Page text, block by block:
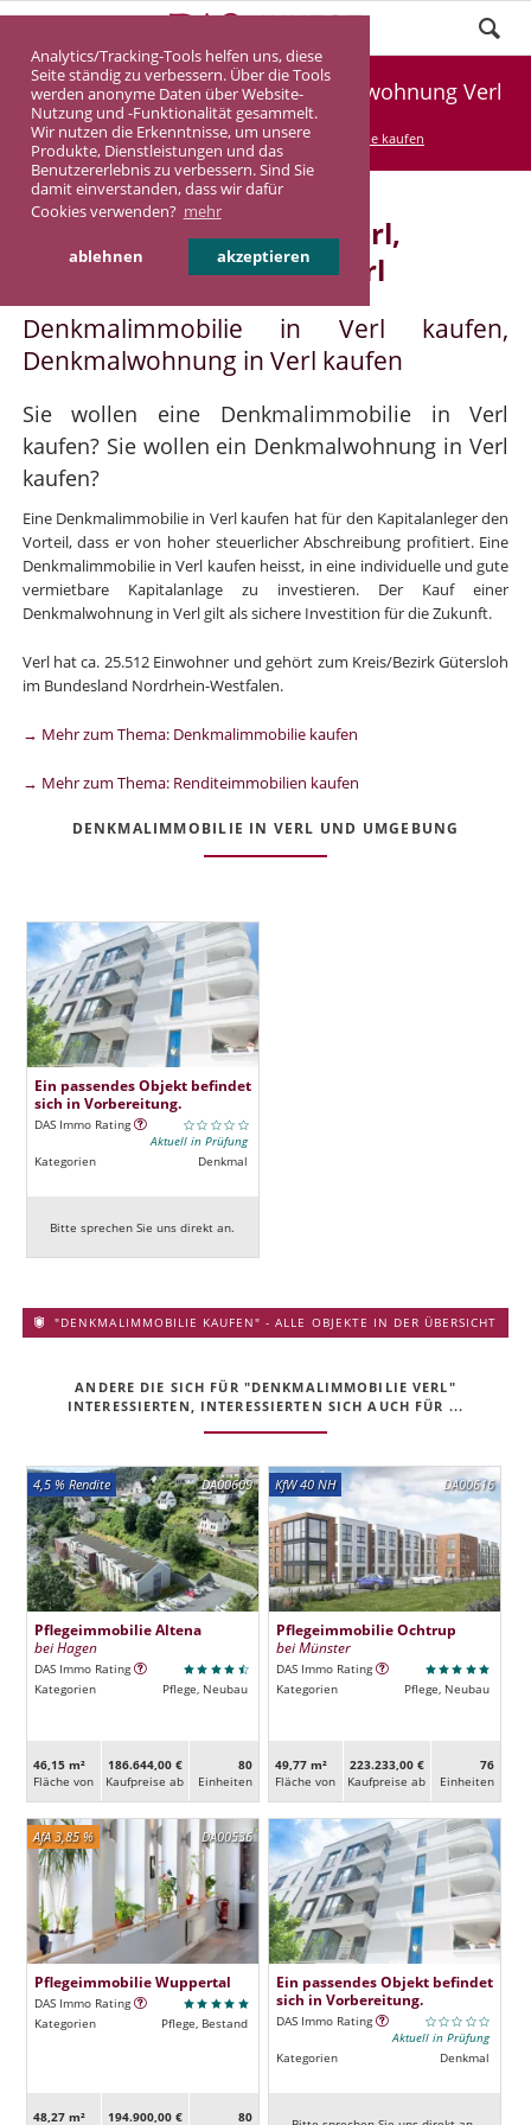
Analytics/Tracking-Tools helfen uns, diese
Seite ständig zu verbessern. Über die Tools
werden anonyme Daten über Website-
Nutzung und -Funktionalität gesammelt.
Wir nutzen die Erkenntnisse, um unsere
Produkte, Dienstleistungen und das
Benutzererlebnis zu verbessern. Sind Sie
damit einverstanden, dass wir dafür
Cookies verwenden? mehr
ablehnen akzeptieren
Denkmalimmobilie Verl, Denkmalwohnung Verl
DASINVEST Service Denkmalimmobilie kaufen
Denkmalimmobilie in Verl,
Denkmalwohnung in Verl
Denkmalimmobilie in Verl kaufen,
Denkmalwohnung in Verl kaufen
Sie wollen eine Denkmalimmobilie in Verl
kaufen? Sie wollen ein Denkmalwohnung in Verl
kaufen?
Eine Denkmalimmobilie in Verl kaufen hat für den Kapitalanleger den
Vorteil, dass er von hoher steuerlicher Abschreibung profitiert. Eine
Denkmalimmobilie in Verl kaufen heisst, in eine individuelle und gute
vermietbare Kapitalanlage zu investieren. Der Kauf einer
Denkmalwohnung in Verl gilt als sichere Investition für die Zukunft.
Verl hat ca. 25.512 Einwohner und gehört zum Kreis/Bezirk Gütersloh
im Bundesland Nordrhein-Westfalen.
→ Mehr zum Thema: Denkmalimmobilie kaufen
→ Mehr zum Thema: Renditeimmobilien kaufen
DENKMALIMMOBILIE IN VERL UND UMGEBUNG
Ein passendes Objekt befindet
sich in Vorbereitung.
DAS Immo Rating
Aktuell in Prüfung
Kategorien
Denkmal
Bitte sprechen Sie uns direkt an.
"DENKMALIMMOBILIE KAUFEN" - ALLE OBJEKTE IN DER ÜBERSICHT
ANDERE DIE SICH FÜR "DENKMALIMMOBILIE VERL"
INTERESSIERTEN, INTERESSIERTEN SICH AUCH FÜR ...
DA00609
4,5 % Rendite
Pflegeimmobilie Altena
bei Hagen
DAS Immo Rating
Kategorien
Pflege, Neubau
46,15 m²
Fläche von
186.644,00 €
Kaufpreise ab
80
Ein­heiten
DA00616
KfW 40 NH
Pflegeimmobilie Ochtrup
bei Münster
DAS Immo Rating
Kategorien
Pflege, Neubau
49,77 m²
Fläche von
223.233,00 €
Kaufpreise ab
76
Ein­heiten
DA00536
AfA 3,85 %
Pflegeimmobilie Wuppertal
DAS Immo Rating
Kategorien
Pflege, Bestand
48,27 m²
194.900,00 €
80
Ein passendes Objekt befindet
sich in Vorbereitung.
DAS Immo Rating
Aktuell in Prüfung
Kategorien
Denkmal